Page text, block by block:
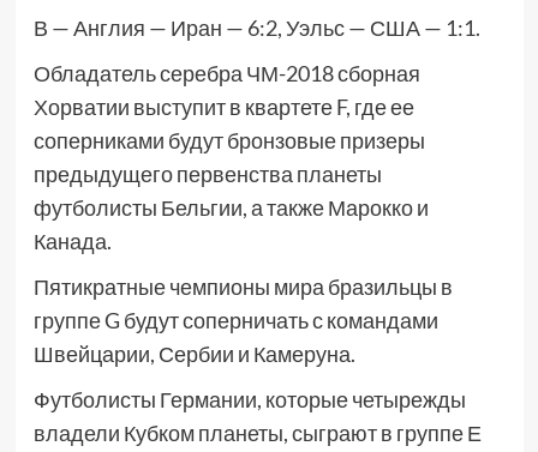
В — Англия — Иран — 6:2, Уэльс — США — 1:1.
Обладатель серебра ЧМ-2018 сборная
Хорватии выступит в квартете F, где ее
соперниками будут бронзовые призеры
предыдущего первенства планеты
футболисты Бельгии, а также Марокко и
Канада.
Пятикратные чемпионы мира бразильцы в
группе G будут соперничать с командами
Швейцарии, Сербии и Камеруна.
Футболисты Германии, которые четырежды
владели Кубком планеты, сыграют в группе Е